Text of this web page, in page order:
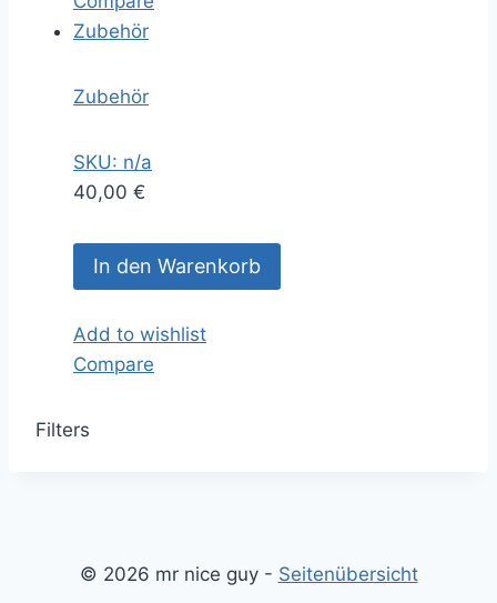
Zubehör
Zubehör
SKU: n/a
40,00 €
In den Warenkorb
Add to wishlist
Compare
Filters
© 2026 mr nice guy - Seitenübersicht